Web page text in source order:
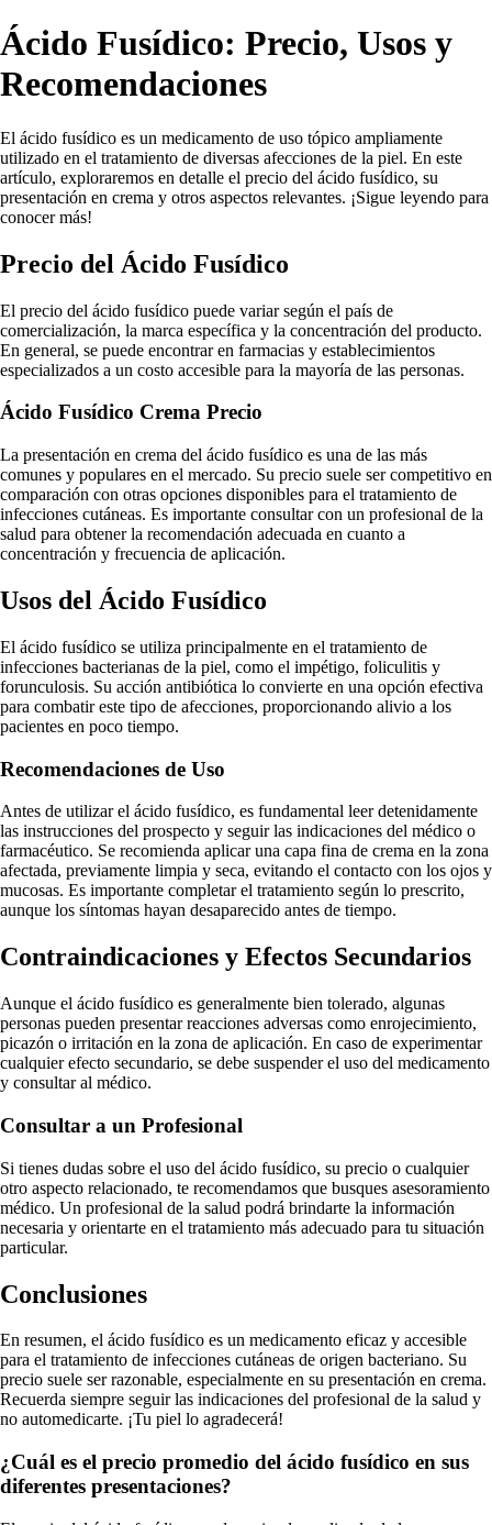
Ácido Fusídico: Precio, Usos y
Recomendaciones
El ácido fusídico es un medicamento de uso tópico ampliamente
utilizado en el tratamiento de diversas afecciones de la piel. En este
artículo, exploraremos en detalle el precio del ácido fusídico, su
presentación en crema y otros aspectos relevantes. ¡Sigue leyendo para
conocer más!
Precio del Ácido Fusídico
El precio del ácido fusídico puede variar según el país de
comercialización, la marca específica y la concentración del producto.
En general, se puede encontrar en farmacias y establecimientos
especializados a un costo accesible para la mayoría de las personas.
Ácido Fusídico Crema Precio
La presentación en crema del ácido fusídico es una de las más
comunes y populares en el mercado. Su precio suele ser competitivo en
comparación con otras opciones disponibles para el tratamiento de
infecciones cutáneas. Es importante consultar con un profesional de la
salud para obtener la recomendación adecuada en cuanto a
concentración y frecuencia de aplicación.
Usos del Ácido Fusídico
El ácido fusídico se utiliza principalmente en el tratamiento de
infecciones bacterianas de la piel, como el impétigo, foliculitis y
forunculosis. Su acción antibiótica lo convierte en una opción efectiva
para combatir este tipo de afecciones, proporcionando alivio a los
pacientes en poco tiempo.
Recomendaciones de Uso
Antes de utilizar el ácido fusídico, es fundamental leer detenidamente
las instrucciones del prospecto y seguir las indicaciones del médico o
farmacéutico. Se recomienda aplicar una capa fina de crema en la zona
afectada, previamente limpia y seca, evitando el contacto con los ojos y
mucosas. Es importante completar el tratamiento según lo prescrito,
aunque los síntomas hayan desaparecido antes de tiempo.
Contraindicaciones y Efectos Secundarios
Aunque el ácido fusídico es generalmente bien tolerado, algunas
personas pueden presentar reacciones adversas como enrojecimiento,
picazón o irritación en la zona de aplicación. En caso de experimentar
cualquier efecto secundario, se debe suspender el uso del medicamento
y consultar al médico.
Consultar a un Profesional
Si tienes dudas sobre el uso del ácido fusídico, su precio o cualquier
otro aspecto relacionado, te recomendamos que busques asesoramiento
médico. Un profesional de la salud podrá brindarte la información
necesaria y orientarte en el tratamiento más adecuado para tu situación
particular.
Conclusiones
En resumen, el ácido fusídico es un medicamento eficaz y accesible
para el tratamiento de infecciones cutáneas de origen bacteriano. Su
precio suele ser razonable, especialmente en su presentación en crema.
Recuerda siempre seguir las indicaciones del profesional de la salud y
no automedicarte. ¡Tu piel lo agradecerá!
¿Cuál es el precio promedio del ácido fusídico en sus
diferentes presentaciones?